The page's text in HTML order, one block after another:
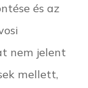
és az
nem jelent
mellett,